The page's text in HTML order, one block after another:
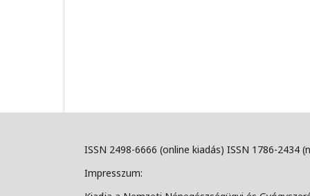
ISSN 2498-6666 (online kiadás) ISSN 1786-2434
Impresszum: